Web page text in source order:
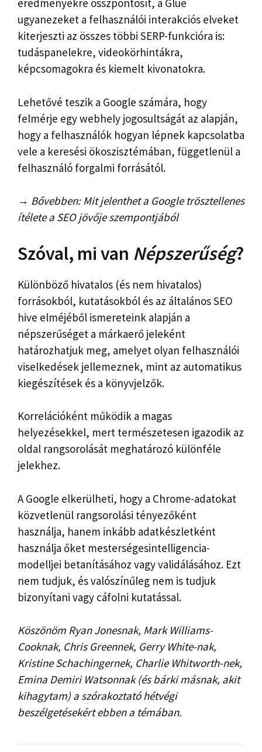
eredményekre összpontosít, a Glue
ugyanezeket a felhasználói interakciós elveket
kiterjeszti az összes többi SERP-funkcióra is:
tudáspanelekre, videokörhintákra,
képcsomagokra és kiemelt kivonatokra.
Lehetővé teszik a Google számára, hogy
felmérje egy webhely jogosultságát az alapján,
hogy a felhasználók hogyan lépnek kapcsolatba
vele a keresési ökoszisztémában, függetlenül a
felhasználó forgalmi forrásától.
→ Bővebben: Mit jelenthet a Google trösztellenes
ítélete a SEO jövője szempontjából
Szóval, mi van Népszerűség?
Különböző hivatalos (és nem hivatalos)
forrásokból, kutatásokból és az általános SEO
hive elméjéből ismereteink alapján a
népszerűséget a márkaerő jeleként
határozhatjuk meg, amelyet olyan felhasználói
viselkedések jellemeznek, mint az automatikus
kiegészítések és a könyvjelzők.
Korrelációként működik a magas
helyezésekkel, mert természetesen igazodik az
oldal rangsorolását meghatározó különféle
jelekhez.
A Google elkerülheti, hogy a Chrome-adatokat
közvetlenül rangsorolási tényezőként
használja, hanem inkább adatkészletként
használja őket mesterségesintelligencia-
modelljei betanításához vagy validálásához. Ezt
nem tudjuk, és valószínűleg nem is tudjuk
bizonyítani vagy cáfolni kutatással.
Köszönöm Ryan Jonesnak, Mark Williams-
Cooknak, Chris Greennek, Gerry White-nak,
Kristine Schachingernek, Charlie Whitworth-nek,
Emina Demiri Watsonnak (és bárki másnak, akit
kihagytam) a szórakoztató hétvégi
beszélgetésekért ebben a témában.